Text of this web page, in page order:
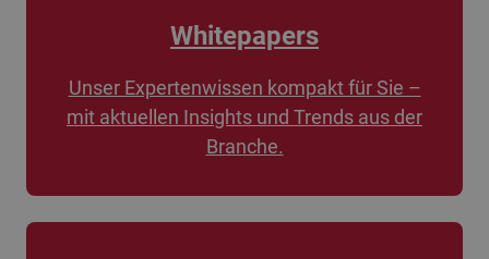
Whitepapers
Unser Expertenwissen kompakt für Sie –
mit aktuellen Insights und Trends aus der
Branche.